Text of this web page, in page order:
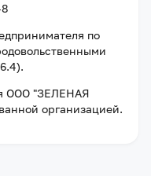
по
ООО "ЗЕЛЕНАЯ
организацией.